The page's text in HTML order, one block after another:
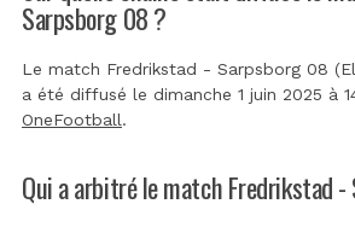
Sarpsborg 08 ?
Le match Fredrikstad - Sarpsborg 08
a été diffusé le dimanche 1 juin 2025 à
OneFootball.
Qui a arbitré le match Fredrikstad